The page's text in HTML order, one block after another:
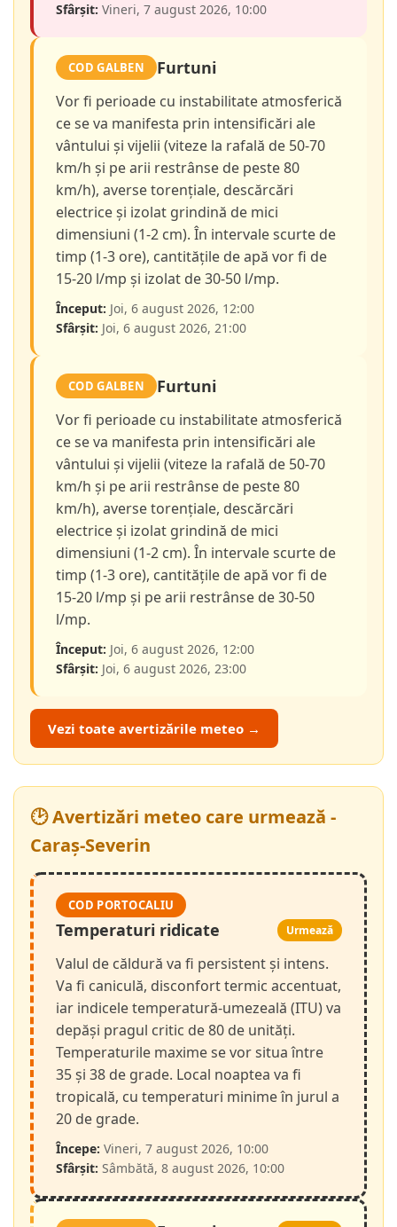
Sfârșit: Vineri, 7 august 2026, 10:00
COD GALBEN Furtuni
Vor fi perioade cu instabilitate atmosferică
ce se va manifesta prin intensificări ale
vântului și vijelii (viteze la rafală de 50-70
km/h și pe arii restrânse de peste 80
km/h), averse torențiale, descărcări
electrice și izolat grindină de mici
dimensiuni (1-2 cm). În intervale scurte de
timp (1-3 ore), cantitățile de apă vor fi de
15-20 l/mp și izolat de 30-50 l/mp.
Început: Joi, 6 august 2026, 12:00
Sfârșit: Joi, 6 august 2026, 21:00
COD GALBEN Furtuni
Vor fi perioade cu instabilitate atmosferică
ce se va manifesta prin intensificări ale
vântului și vijelii (viteze la rafală de 50-70
km/h și pe arii restrânse de peste 80
km/h), averse torențiale, descărcări
electrice și izolat grindină de mici
dimensiuni (1-2 cm). În intervale scurte de
timp (1-3 ore), cantitățile de apă vor fi de
15-20 l/mp și pe arii restrânse de 30-50
l/mp.
Început: Joi, 6 august 2026, 12:00
Sfârșit: Joi, 6 august 2026, 23:00
Vezi toate avertizările meteo →
🕑 Avertizări meteo care urmează -
Caraș-Severin
COD PORTOCALIU
Temperaturi ridicate Urmează
Valul de căldură va fi persistent și intens.
Va fi caniculă, disconfort termic accentuat,
iar indicele temperatură-umezeală (ITU) va
depăși pragul critic de 80 de unități.
Temperaturile maxime se vor situa între
35 și 38 de grade. Local noaptea va fi
tropicală, cu temperaturi minime în jurul a
20 de grade.
Începe: Vineri, 7 august 2026, 10:00
Sfârșit: Sâmbătă, 8 august 2026, 10:00